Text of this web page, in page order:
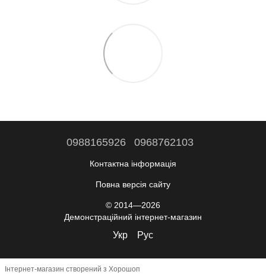
0988165926 0968762103
Контактна інформація
Повна версія сайту
© 2014—2026
Демонстраційний інтернет-магазин
Укр Рус
Інтернет-магазин створений з Хорошоп